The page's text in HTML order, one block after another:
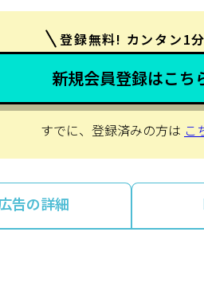
登録無料! カンタン1分
新規会員登録はこち
すでに、登録済みの方は こ
告の詳細